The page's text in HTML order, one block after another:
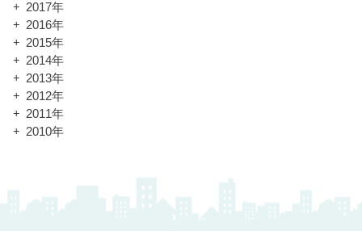
2017年
2016年
2015年
2014年
2013年
2012年
2011年
2010年